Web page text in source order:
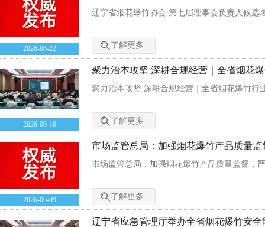
2026-06-22
辽宁省烟花爆竹协会 第七届理事会负责人候选
了解更多
2026-06-16
聚力治本攻坚 深耕合规经营｜全省烟花
聚力治本攻坚 深耕合规经营｜全省烟花爆竹行
了解更多
2026-06-09
市场监管总局：加强烟花爆竹产品质量
市场监管总局：加强烟花爆竹产品质量监督，
了解更多
辽宁省应急管理厅举办全省烟花爆竹安